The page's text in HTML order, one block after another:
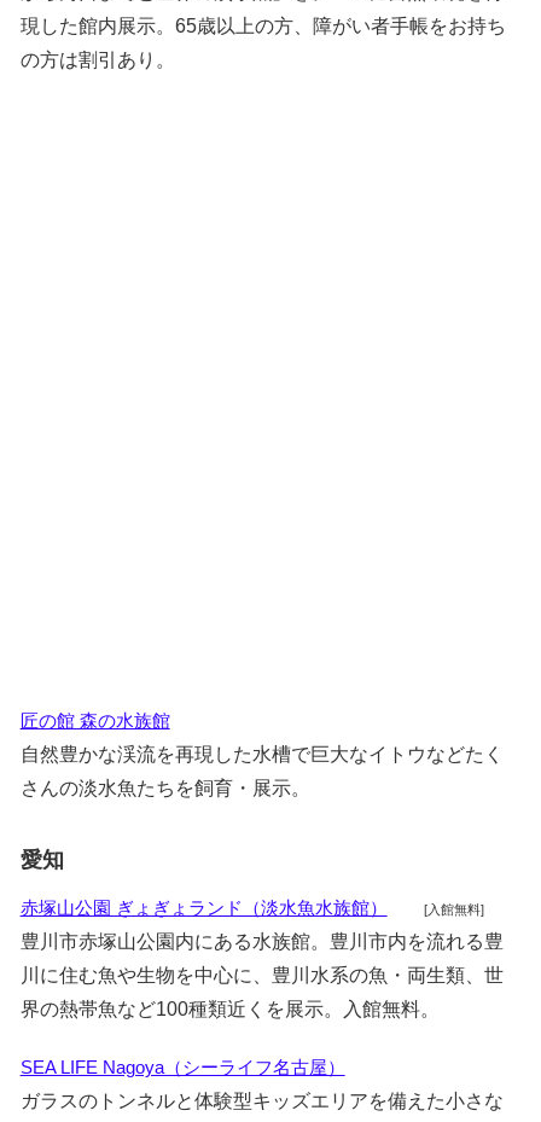
現した館内展示。65歳以上の方、障がい者手帳をお持ち
の方は割引あり。
匠の館 森の水族館
自然豊かな渓流を再現した水槽で巨大なイトウなどたく
さんの淡水魚たちを飼育・展示。
愛知
赤塚山公園 ぎょぎょランド（淡水魚水族館） [入館無料]
豊川市赤塚山公園内にある水族館。豊川市内を流れる豊
川に住む魚や生物を中心に、豊川水系の魚・両生類、世
界の熱帯魚など100種類近くを展示。入館無料。
SEA LIFE Nagoya（シーライフ名古屋）
ガラスのトンネルと体験型キッズエリアを備えた小さな